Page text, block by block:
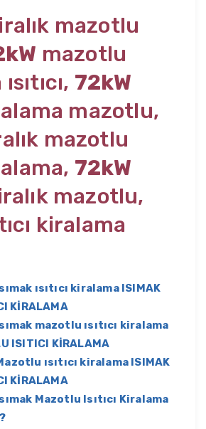
mazotlu
mazotlu
72kW
mazotlu,
mazotlu
72kW
mazotlu,
kiralama
ısıtıcı kiralama ISIMAK
KİRALAMA
mazotlu ısıtıcı kiralama
ISITICI KİRALAMA
ısıtıcı kiralama ISIMAK
KİRALAMA
Mazotlu Isıtıcı Kiralama